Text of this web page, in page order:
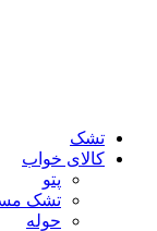
تشک
کالای خواب
پتو
تشک
حوله